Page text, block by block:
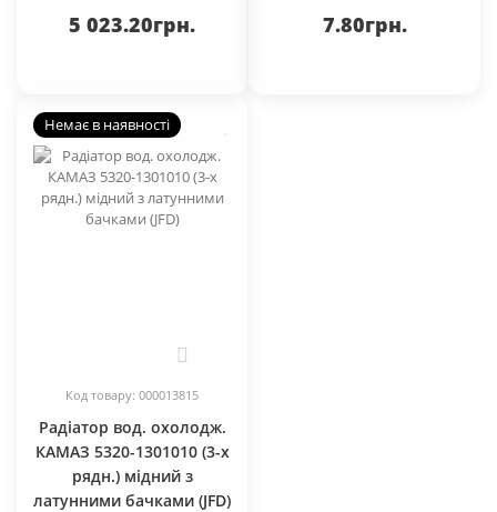
5 023.20грн. 7.80грн.
Немає в наявності
0
Код товару: 000013815
Радіатор вод. охолодж.
КАМАЗ 5320-1301010 (3-х
рядн.) мідний з
латунними бачками (JFD)